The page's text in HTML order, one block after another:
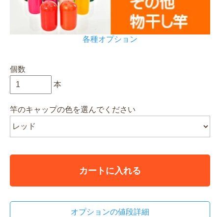
各種オプション
個数
本
竿のキャップの色を選んでください
カートに入れる
オプションの値段詳細